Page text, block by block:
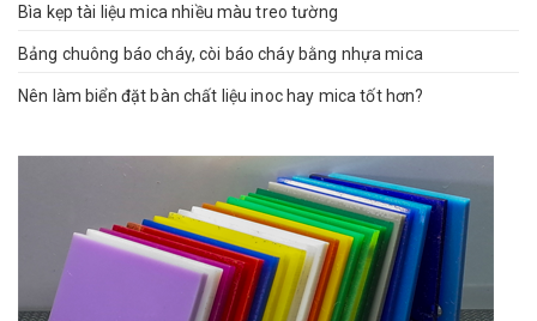
Bìa kẹp tài liệu mica nhiều màu treo tường
Bảng chuông báo cháy, còi báo cháy bằng nhựa mica
Nên làm biển đặt bàn chất liệu inoc hay mica tốt hơn?